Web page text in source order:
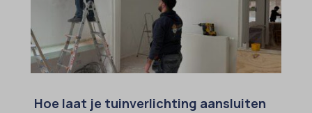
Hoe laat je tuinverlichting aansluiten